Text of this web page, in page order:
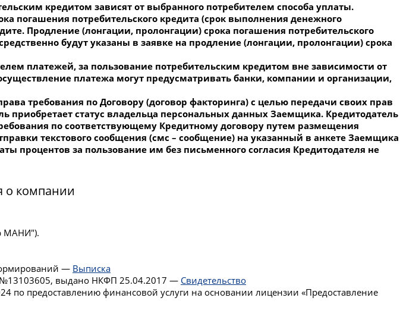
кредитом зависят от выбранного потребителем способа уплаты.
погашения потребительского кредита (срок выполнения денежного
Продление (лонгации, пролонгации) срока погашения потребительского
будут указаны в заявке на продление (лонгации, пролонгации) срока
платежей, за пользование потребительским кредитом вне зависимости от
платежа могут предусматривать банки, компании и организации,
требования по Договору (договор факторинга) с целью передачи своих прав
статус владельца персональных данных Заемщика. Кредитодатель
по соответствующему Кредитному договору путем размещения
текстового сообщения (смс – сообщение) на указанный в анкете Заемщика
процентов за пользование им без письменного согласия Кредитодателя не
компании
МАНИ").
— Выписка
№13103605, выдано НКФП 25.04.2017 — Свидетельство
по предоставлению финансовой услуги на основании лицензии «Предоставление